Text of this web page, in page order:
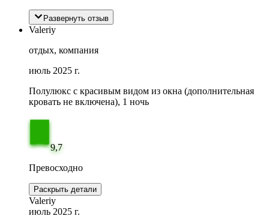
Развернуть отзыв
Valeriy
отдых, компания
июль 2025 г.
Полулюкс с красивым видом из окна (дополнительная
кровать не включена), 1 ночь
9,7
Превосходно
Раскрыть детали
Valeriy
июль 2025 г.